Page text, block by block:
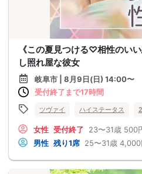
《この夏見つける♡相性のい
し照れ屋な彼女
岐阜市 | 8月9日(日) 14:00〜
受付終了まで17時間
ツヴァイ ハイステータス
女性 受付終了 23〜31歳 500
男性 残り1席 25〜31歳 4,000